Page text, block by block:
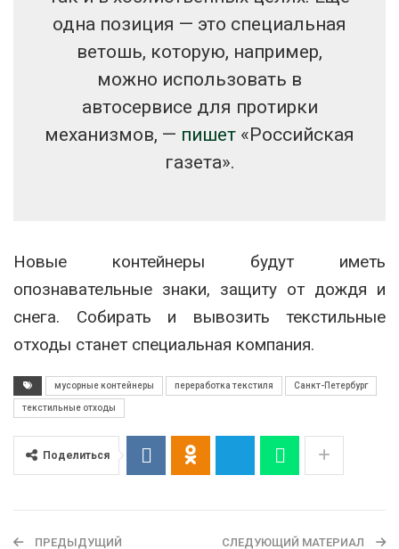
одна позиция — это специальная
ветошь, которую, например,
можно использовать в
автосервисе для протирки
механизмов, — пишет «Российская
газета».
Новые контейнеры будут иметь
опознавательные знаки, защиту от дождя и
снега. Собирать и вывозить текстильные
отходы станет специальная компания.
мусорные контейнеры переработка текстиля Санкт-Петербург
текстильные отходы
Поделиться
ПРЕДЫДУЩИЙ СЛЕДУЮЩИЙ МАТЕРИАЛ